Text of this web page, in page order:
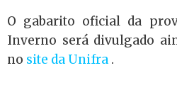
O gabarito oficial da
Inverno será divulgado
no site da Unifra .